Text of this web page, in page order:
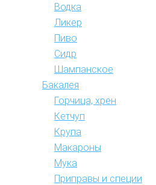
Водка
Ликер
Пиво
Сидр
Шампанское
Бакалея
Горчица, хрен
Кетчуп
Крупа
Макароны
Мука
Приправы и специи